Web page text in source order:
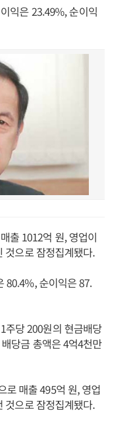
익은 23.49%, 순이익
출 1012억 원, 영업이
것으로 잠정집계됐다.
80.4%, 순이익은 87.
주당 200원의 현금배당
당금 총액은 4억4천만
로 매출 495억 원, 영업
것으로 잠정집계됐다.